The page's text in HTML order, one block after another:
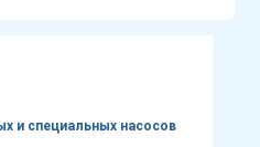
и специальных насосов